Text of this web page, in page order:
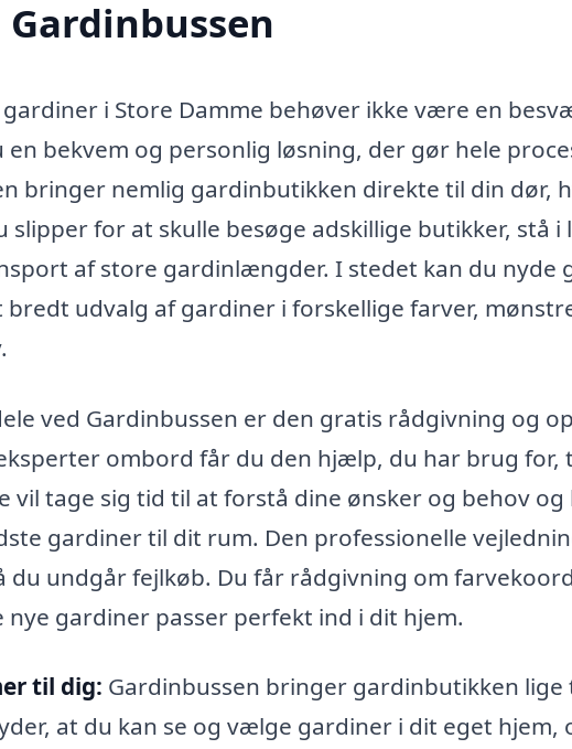
i Store Damme behøver ikke være en
en bekvem og personlig løsning, der gør hele
bringer nemlig gardinbutikken direkte til din dør,
for at skulle besøge adskillige butikker, stå i
af store gardinlængder. I stedet kan du nyde
udvalg af gardiner i forskellige farver,
ved Gardinbussen er den gratis rådgivning og
ombord får du den hjælp, du har brug
vil tage sig tid til at forstå dine ønsker og behov
gardiner til dit rum. Den professionelle
du undgår fejlkøb. Du får rådgivning om
nye gardiner passer perfekt ind i dit hjem.
til dig: Gardinbussen bringer gardinbutikken lige
at du kan se og vælge gardiner i dit eget hjem,